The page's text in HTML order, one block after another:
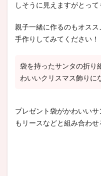
しそうに見えますがとっ
親子一緒に作るのもオス
手作りしてみてください！
袋を持ったサンタの折り
わいいクリスマス飾り
プレゼント袋がかわいい
もリースなどと組み合わ